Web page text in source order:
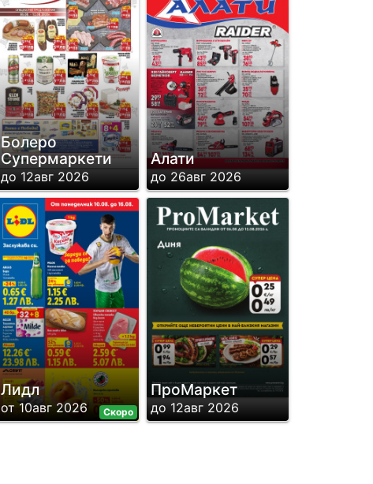
Болеро
Супермаркети
до 12авг 2026
Алати
до 26авг 2026
Скоро
Лидл
от 10авг 2026
ПроМаркет
до 12авг 2026